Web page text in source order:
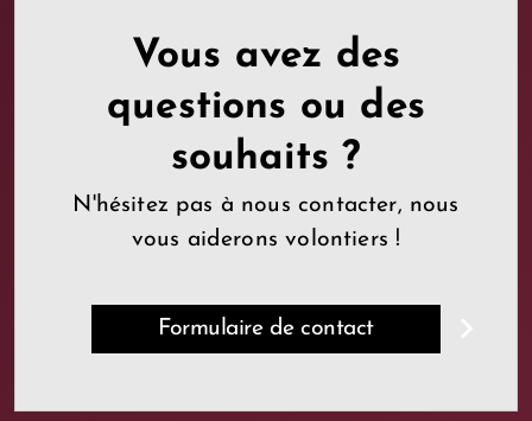
Vous avez des
questions ou des
souhaits ?
N'hésitez pas à nous contacter, nous
vous aiderons volontiers !
Formulaire de contact